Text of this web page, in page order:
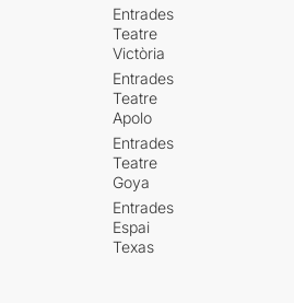
Entrades
Teatre
Victòria
Entrades
Teatre
Apolo
Entrades
Teatre
Goya
Entrades
Espai
Texas